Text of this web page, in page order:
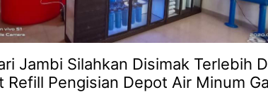
Jambi Silahkan Disimak Terlebih
Refill Pengisian Depot Air Minum